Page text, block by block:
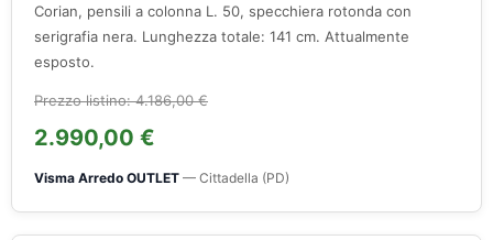
Corian, pensili a colonna L. 50, specchiera rotonda con
serigrafia nera. Lunghezza totale: 141 cm. Attualmente
esposto.
Prezzo listino: 4.186,00 €
2.990,00 €
Visma Arredo OUTLET — Cittadella (PD)